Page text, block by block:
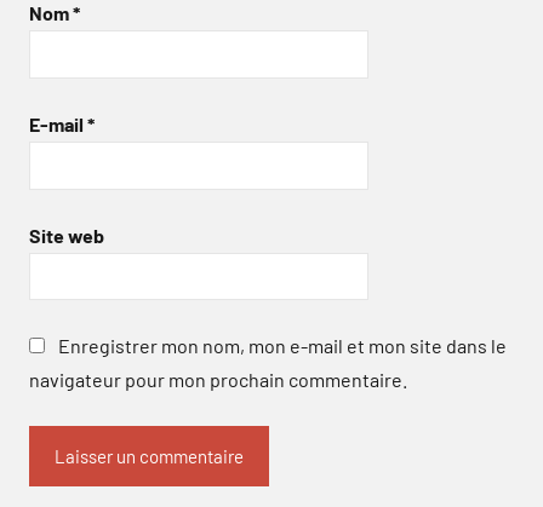
Nom*
E-mail *
Site web
Enregistrer mon nom, mon e-mail et mon site dans le
navigateur pour mon prochain commentaire.